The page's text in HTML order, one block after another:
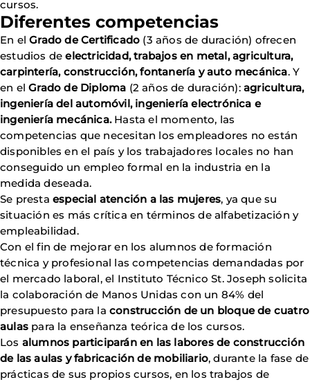
cursos.
Diferentes competencias
En elGrado de Certificado (3 años de duración) ofrecen
estudios deelectricidad, trabajos en metal, agricultura,
carpintería, construcción, fontanería y auto mecánica. Y
en elGrado de Diploma (2 años de duración):agricultura,
ingeniería del automóvil, ingeniería electrónica e
ingeniería mecánica.Hasta el momento, las
competencias que necesitan los empleadores no están
disponibles en el país y los trabajadores locales no han
conseguido un empleo formal en la industria en la
medida deseada.
Se presta especial atención a las mujeres, ya que su
situación es más crítica en términos de alfabetización y
empleabilidad.
Con el fin de mejorar en los alumnos de formación
técnica y profesional las competencias demandadas por
el mercado laboral, el Instituto Técnico St. Joseph solicita
la colaboración de Manos Unidas con un 84% del
presupuesto para la construcción de un bloque de cuatro
aulas para la enseñanza teórica de los cursos.
Los alumnos participarán en las labores de construcción
de las aulas y fabricación de mobiliario, durante la fase de
prácticas de sus propios cursos, en los trabajos de